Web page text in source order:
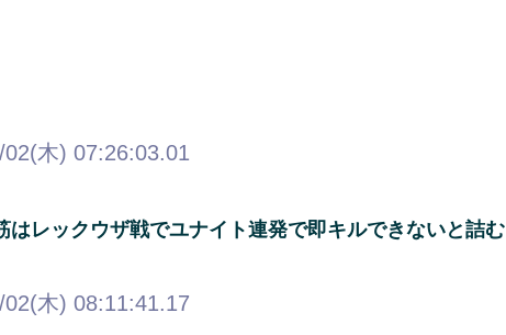
02(木) 07:26:03.01
はレックウザ戦でユナイト連発で即キルできないと詰む
02(木) 08:11:41.17